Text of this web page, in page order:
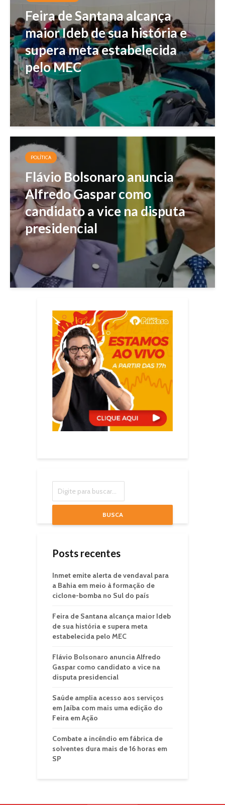
Feira de Santana alcança
maior Ideb de sua história e
supera meta estabelecida
pelo MEC
POLÍTICA
Flávio Bolsonaro anuncia
Alfredo Gaspar como
candidato a vice na disputa
presidencial
BUSCA
Posts recentes
Inmet emite alerta de vendaval para
a Bahia em meio à formação de
ciclone-bomba no Sul do país
Feira de Santana alcança maior Ideb
de sua história e supera meta
estabelecida pelo MEC
Flávio Bolsonaro anuncia Alfredo
Gaspar como candidato a vice na
disputa presidencial
Saúde amplia acesso aos serviços
em Jaíba com mais uma edição do
Feira em Ação
Combate a incêndio em fábrica de
solventes dura mais de 16 horas em
SP